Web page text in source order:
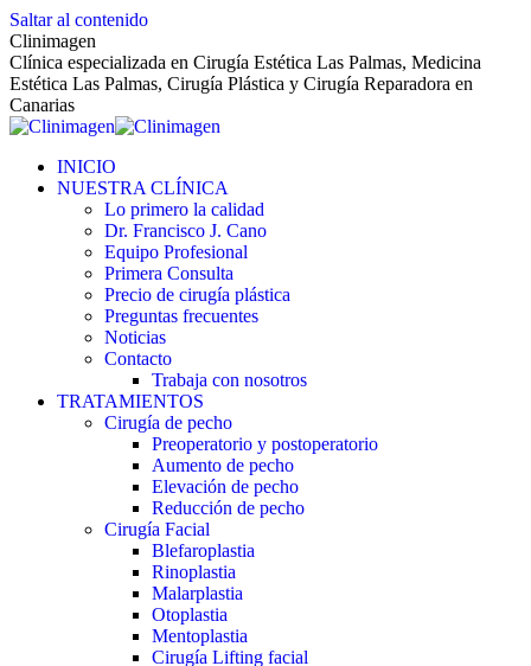
Saltar al contenido
Clinimagen
Clínica especializada en Cirugía Estética Las Palmas, Medicina
Estética Las Palmas, Cirugía Plástica y Cirugía Reparadora en
Canarias
INICIO
NUESTRA CLÍNICA
Lo primero la calidad
Dr. Francisco J. Cano
Equipo Profesional
Primera Consulta
Precio de cirugía plástica
Preguntas frecuentes
Noticias
Contacto
Trabaja con nosotros
TRATAMIENTOS
Cirugía de pecho
Preoperatorio y postoperatorio
Aumento de pecho
Elevación de pecho
Reducción de pecho
Cirugía Facial
Blefaroplastia
Rinoplastia
Malarplastia
Otoplastia
Mentoplastia
Cirugía Lifting facial